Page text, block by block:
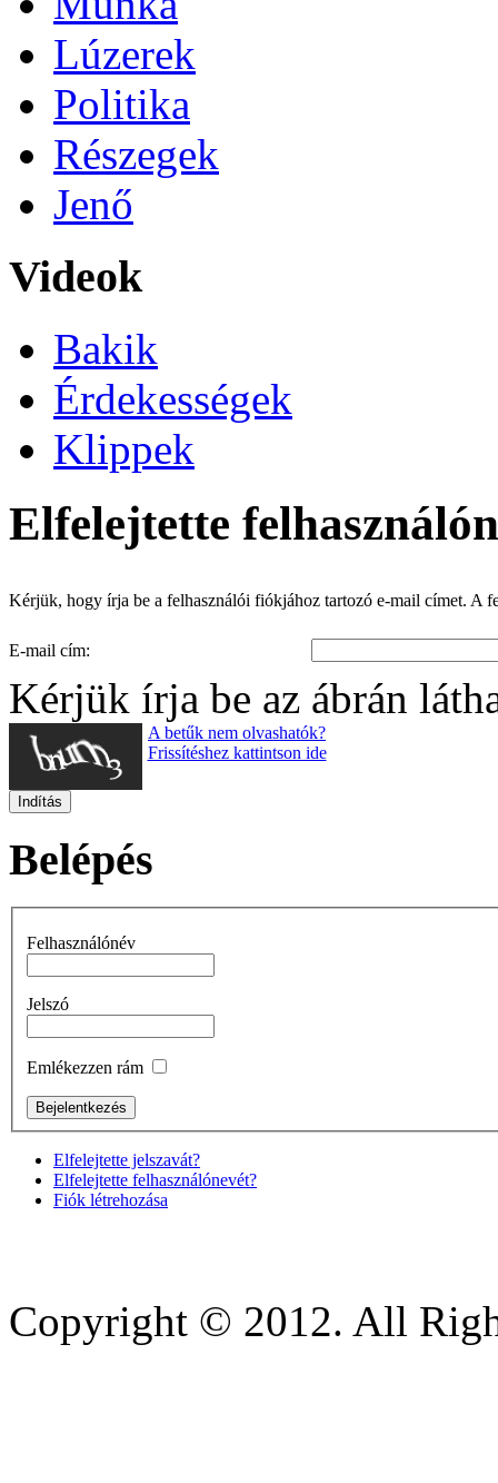
Lúzerek
Politika
Részegek
Jenő
Videok
Bakik
Érdekességek
Klippek
Elfelejtette
Kérjük, hogy írja be a felhasználói fiókjához tartozó e-mail címet. A
E-mail cím:
Kérjük írja be az ábrán
A betűk nem olvashatók?
Frissítéshez kattintson ide
Indítás
Belépés
Felhasználónév
Jelszó
Emlékezzen rám
Elfelejtette jelszavát?
Elfelejtette felhasználónevét?
Fiók létrehozása
Copyright © 2012. All